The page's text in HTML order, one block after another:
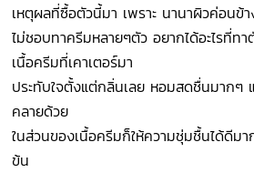
เหตุผลที่ซื้อตัวนี้มา เพราะ นานาผิวค่อนข้
ไม่ชอบทาครีมหลายๆตัว อยากได้อะไรที่ทา
เนื้อครีมที่เคาเตอร์มา
ประทับใจตั้งแต่กลิ่นเลย หอมสดชื่นมากๆ
คลายด้วย
ในส่วนของเนื้อครีมก็ให้ความชุ่มชื้นได้ดีมา
ข้น